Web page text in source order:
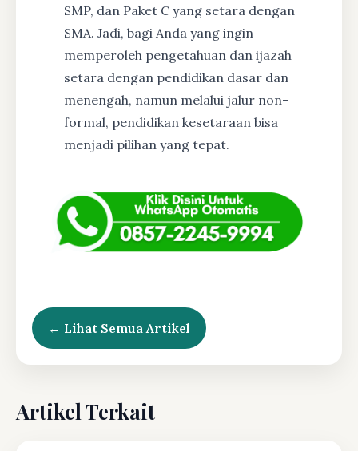
SMP, dan Paket C yang setara dengan
SMA. Jadi, bagi Anda yang ingin
memperoleh pengetahuan dan ijazah
setara dengan pendidikan dasar dan
menengah, namun melalui jalur non-
formal, pendidikan kesetaraan bisa
menjadi pilihan yang tepat.
← Lihat Semua Artikel
Artikel Terkait